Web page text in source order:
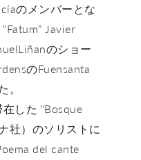
のメンバーとな
Javier
のショー
のFuensanta
した “Bosque
社）のソリストに
del cante